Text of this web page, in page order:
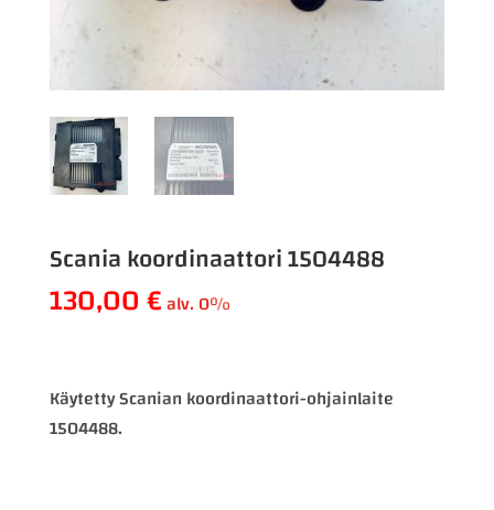
Scania koordinaattori 1504488
130,00€alv. 0%
Käytetty Scanian koordinaattori-ohjainlaite
1504488.